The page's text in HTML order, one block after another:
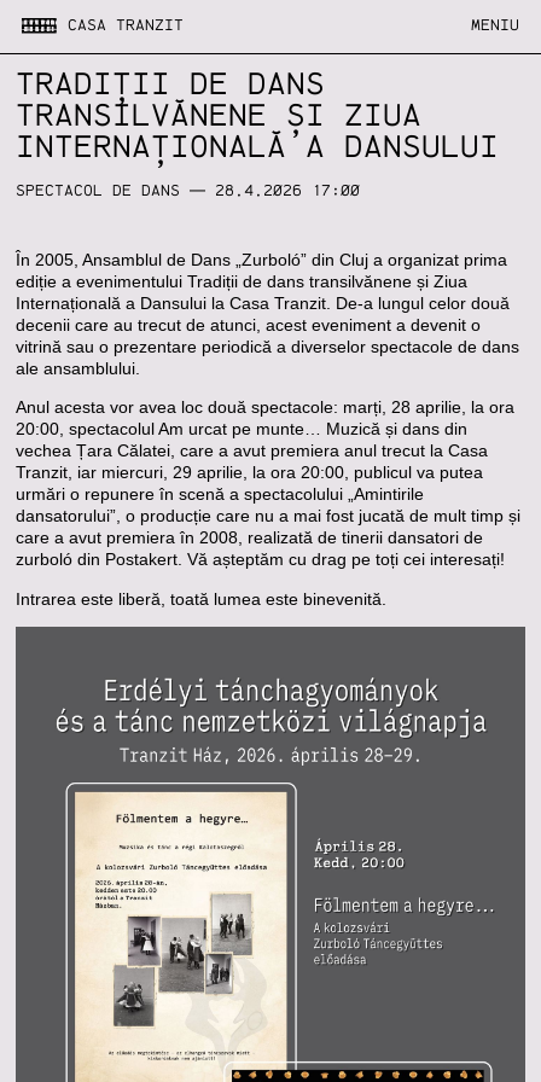
CASA TRANZIT MENIU
TRADIȚII DE DANS
TRANSILVĂNENE ȘI ZIUA
INTERNAȚIONALĂ A DANSULUI
SPECTACOL DE DANS — 28.4.2026 17:00
În 2005, Ansamblul de Dans „Zurboló” din Cluj a organizat prima
ediție a evenimentului Tradiții de dans transilvănene și Ziua
Internațională a Dansului la Casa Tranzit. De-a lungul celor două
decenii care au trecut de atunci, acest eveniment a devenit o
vitrină sau o prezentare periodică a diverselor spectacole de dans
ale ansamblului.
Anul acesta vor avea loc două spectacole: marți, 28 aprilie, la ora
20:00, spectacolul Am urcat pe munte… Muzică și dans din
vechea Țara Călatei, care a avut premiera anul trecut la Casa
Tranzit, iar miercuri, 29 aprilie, la ora 20:00, publicul va putea
urmări o repunere în scenă a spectacolului „Amintirile
dansatorului”, o producție care nu a mai fost jucată de mult timp și
care a avut premiera în 2008, realizată de tinerii dansatori de
zurboló din Postakert. Vă așteptăm cu drag pe toți cei interesați!
Intrarea este liberă, toată lumea este binevenită.